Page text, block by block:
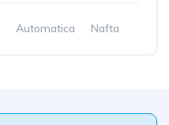
Automatica Nafta